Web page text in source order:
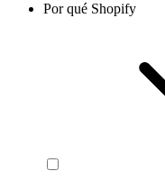
Por qué Shopify